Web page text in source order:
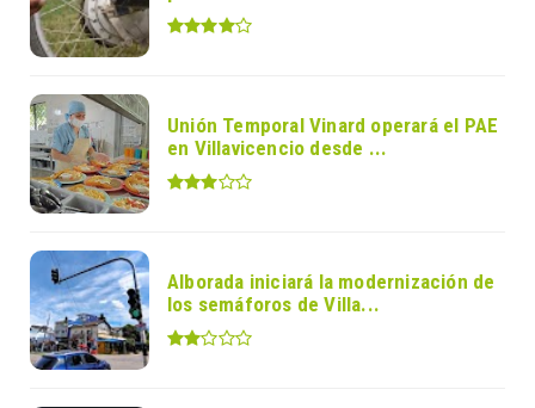
Unión Temporal Vinard operará el PAE
en Villavicencio desde ...
Alborada iniciará la modernización de
los semáforos de Villa...